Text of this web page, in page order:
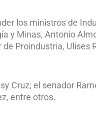
los ministros de
y Minas, Antonio
Proindustria, Ulises
Cruz; el senador
entre otros.